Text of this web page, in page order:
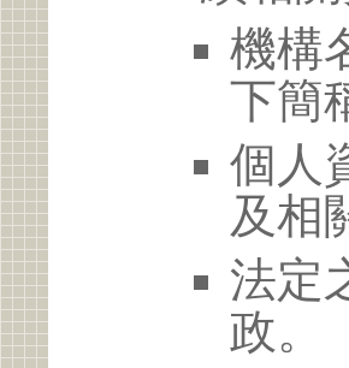
機構
下簡
個人
及相
法定
政。